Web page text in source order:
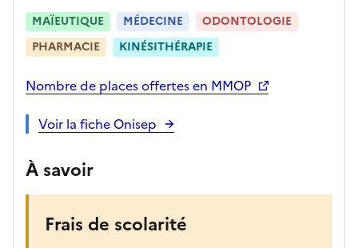
,
l
a
MAÏEUTIQUE MÉDECINE
ODONTOLOGIE
PHARMACIE
KINÉSITHÉRAPIE
Nombre de places offertes en MMOP
Voir la fiche Onisep
À savoir
Frais de scolarité